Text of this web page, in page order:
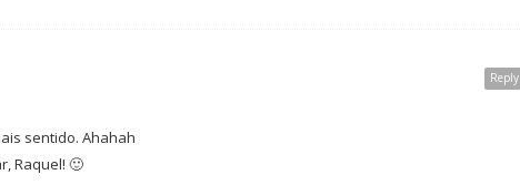
Reply
sentido. Ahahah
Raquel! 🙂